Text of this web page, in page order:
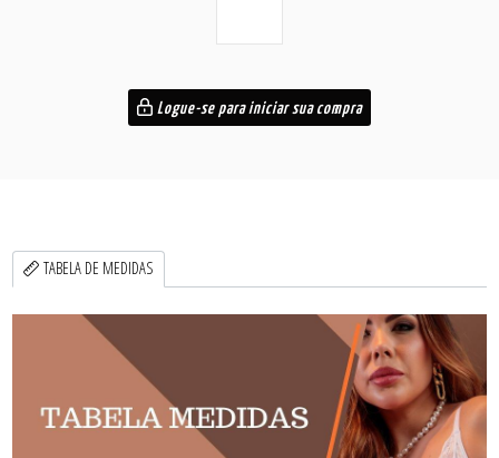
Logue-se para iniciar sua compra
TABELA DE MEDIDAS